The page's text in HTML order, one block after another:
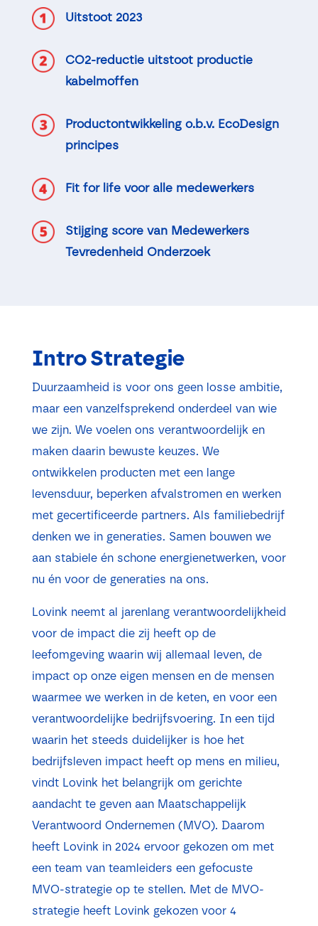
Uitstoot 2023
CO2-reductie uitstoot productie
kabelmoffen
Productontwikkeling o.b.v. EcoDesign
principes
Fit for life voor alle medewerkers
Stijging score van Medewerkers
Tevredenheid Onderzoek
Intro Strategie
Duurzaamheid is voor ons geen losse ambitie,
maar een vanzelfsprekend onderdeel van wie
we zijn. We voelen ons verantwoordelijk en
maken daarin bewuste keuzes. We
ontwikkelen producten met een lange
levensduur, beperken afvalstromen en werken
met gecertificeerde partners. Als familiebedrijf
denken we in generaties. Samen bouwen we
aan stabiele én schone energienetwerken, voor
nu én voor de generaties na ons.
Lovink neemt al jarenlang verantwoordelijkheid
voor de impact die zij heeft op de
leefomgeving waarin wij allemaal leven, de
impact op onze eigen mensen en de mensen
waarmee we werken in de keten, en voor een
verantwoordelijke bedrijfsvoering. In een tijd
waarin het steeds duidelijker is hoe het
bedrijfsleven impact heeft op mens en milieu,
vindt Lovink het belangrijk om gerichte
aandacht te geven aan Maatschappelijk
Verantwoord Ondernemen (MVO). Daarom
heeft Lovink in 2024 ervoor gekozen om met
een team van teamleiders een gefocuste
MVO-strategie op te stellen. Met de MVO-
strategie heeft Lovink gekozen voor 4